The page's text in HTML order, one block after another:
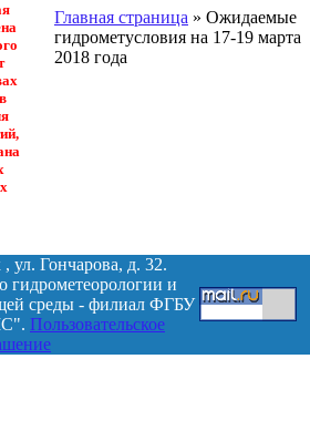
Главная страница » Ожидаемые
гидрометусловия на 17-19 марта
2018 года
ул. Гончарова, д. 32.
гидрометеорологии и
среды - филиал ФГБУ
Пользовательское